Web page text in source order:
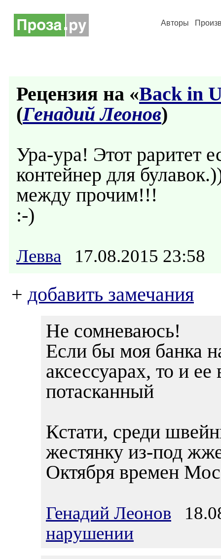
Авторы
Рецензия на «Back in
(Генадий Леонов)
Ура-ура! Этот раритет
контейнер для
между прочим!!!
:-)
Левва 17.08.2015 23:58
+ добавить замечания
Не сомневаюсь!
Если бы моя банка
аксессуарах, то и
потасканный
Кстати, среди
жестянку из-под
Октября времен
Генадий Леонов
нарушении